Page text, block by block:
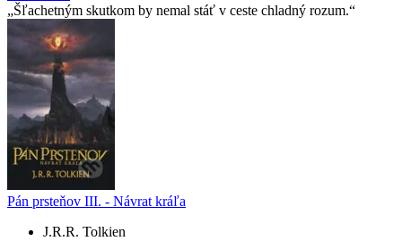
Šľachetným skutkom by nemal stáť v ceste chladný rozum.
Pán prsteňov III. - Návrat kráľa
J.R.R. Tolkien